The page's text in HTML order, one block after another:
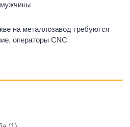
на металлозавод требуются
операторы CNC